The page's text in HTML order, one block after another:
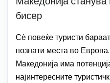
бисер
Сѐ повеќе туристи
познати места во
Македонија има
најинтересните